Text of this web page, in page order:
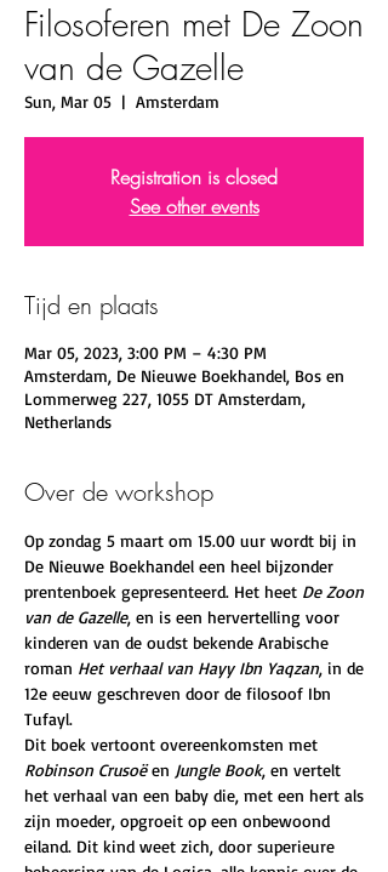
Filosoferen met De Zoon
van de Gazelle
Sun, Mar 05
  |
Amsterdam
Registration is closed
See other events
Tijd en plaats
Mar 05, 2023, 3:00 PM – 4:30 PM
Amsterdam, De Nieuwe Boekhandel, Bos en
Lommerweg 227, 1055 DT Amsterdam,
Netherlands
Over de workshop
Op zondag 5 maart om 15.00 uur wordt bij in
De Nieuwe Boekhandel een heel bijzonder
prentenboek gepresenteerd. Het heet De Zoon
van de Gazelle, en is een hervertelling voor
kinderen van de oudst bekende Arabische
roman Het verhaal van Hayy Ibn Yaqzan, in de
12e eeuw geschreven door de filosoof Ibn
Tufayl.
Dit boek vertoont overeenkomsten met
Robinson Crusoë en Jungle Book, en vertelt
het verhaal van een baby die, met een hert als
zijn moeder, opgroeit op een onbewoond
eiland. Dit kind weet zich, door superieure